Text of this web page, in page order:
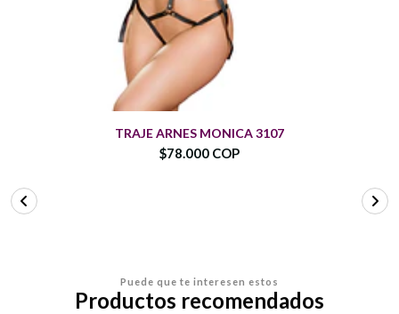
TRAJE ARNES MONICA 3107
$78.000 COP
Puede que te interesen estos
Productos recomendados